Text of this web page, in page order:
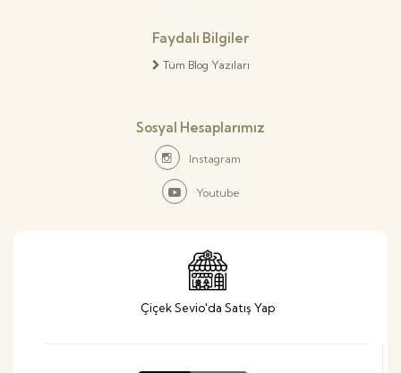
Faydalı Bilgiler
Tüm Blog Yazıları
Sosyal Hesaplarımız
Instagram
Youtube
Çiçek Sevio'da Satış Yap